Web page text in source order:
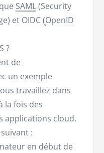
SAML(Security
et OIDC (OpenID
?
de
un exemple
travaillez dans
la fois des
applications cloud.
:
en début de